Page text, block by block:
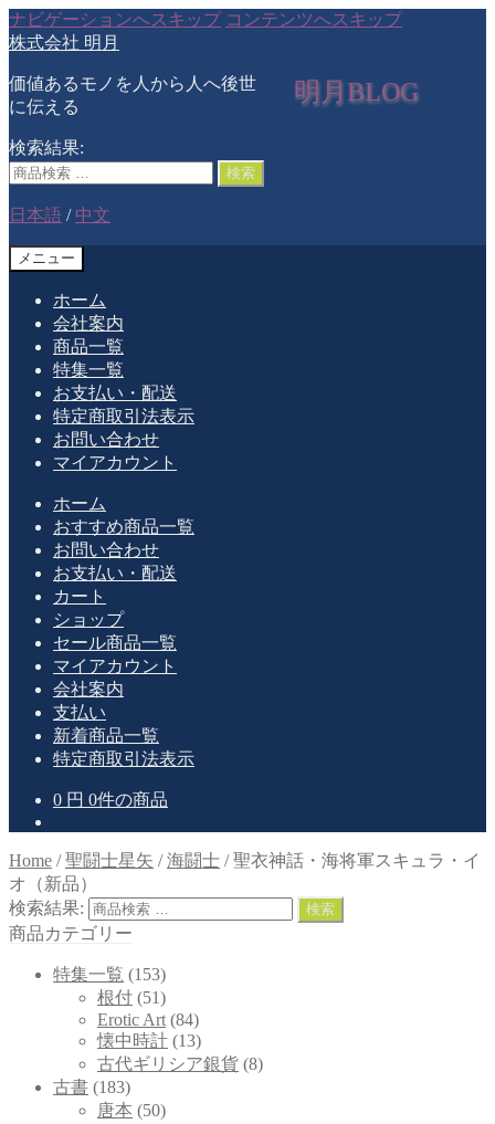
ナビゲーションへスキップ コンテンツへスキップ
株式会社 明月
明月BLOG
価値あるモノを人から人へ後世
に伝える
検索結果:
検索
日本語 / 中文
メニュー
ホーム
会社案内
商品一覧
特集一覧
お支払い・配送
特定商取引法表示
お問い合わせ
マイアカウント
ホーム
おすすめ商品一覧
お問い合わせ
お支払い・配送
カート
ショップ
セール商品一覧
マイアカウント
会社案内
支払い
新着商品一覧
特定商取引法表示
0 円 0件の商品
Home /聖闘士星矢 /海闘士 /聖衣神話・海将軍スキュラ・イ
オ（新品）
検索結果:
検索
商品カテゴリー
特集一覧 (153)
根付 (51)
Erotic Art (84)
懐中時計 (13)
古代ギリシア銀貨 (8)
古書 (183)
唐本 (50)